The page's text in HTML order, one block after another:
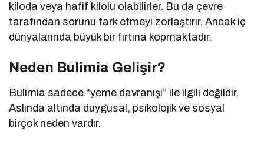
kiloda veya hafif kilolu olabilirler. Bu da çevre
tarafından sorunu fark etmeyi zorlaştırır. Ancak iç
dünyalarında büyük bir fırtına kopmaktadır.
Neden Bulimia Gelişir?
Bulimia sadece “yeme davranışı” ile ilgili değildir.
Aslında altında duygusal, psikolojik ve sosyal
birçok neden vardır.